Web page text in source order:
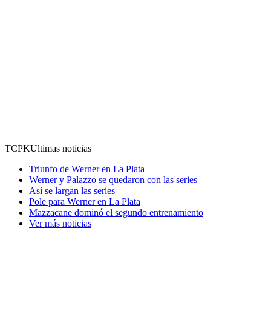
TCPKUltimas noticias
Triunfo de Werner en La Plata
Werner y Palazzo se quedaron con las series
Así se largan las series
Pole para Werner en La Plata
Mazzacane dominó el segundo entrenamiento
Ver más noticias